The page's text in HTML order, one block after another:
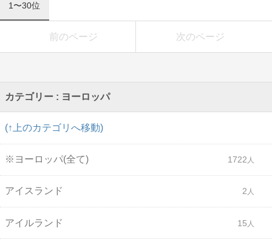
1〜30位
前のページ 次のページ
カテゴリー : ヨーロッパ
(↑上のカテゴリへ移動)
※ヨーロッパ(全て) 1722
アイスランド 2
アイルランド 15